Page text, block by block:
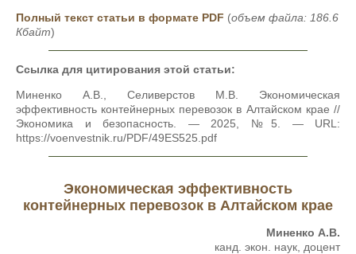
Полный текст статьи в формате PDF (объем файла: 186.6
Кбайт)
Ссылка для цитирования этой статьи:
Миненко А.В., Селиверстов М.В. Экономическая
эффективность контейнерных перевозок в Алтайском крае //
Экономика и безопасность. — 2025, №5. — URL:
https://voenvestnik.ru/PDF/49ES525.pdf
Экономическая эффективность
контейнерных перевозок в Алтайском крае
Миненко А.В.
канд. экон. наук, доцент